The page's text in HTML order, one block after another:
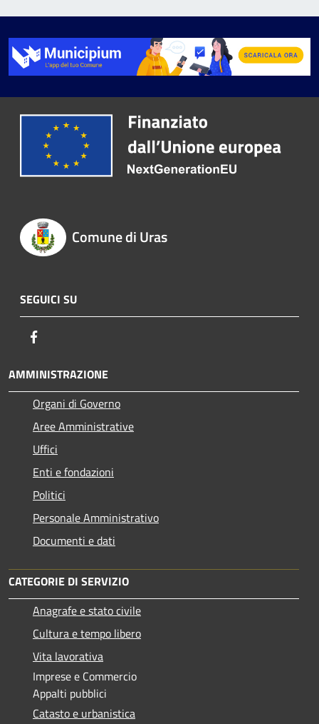
Comune di Uras
SEGUICI SU
AMMINISTRAZIONE
Organi di Governo
Aree Amministrative
Uffici
Enti e fondazioni
Politici
Personale Amministrativo
Documenti e dati
CATEGORIE DI SERVIZIO
Anagrafe e stato civile
Cultura e tempo libero
Vita lavorativa
Imprese e Commercio
Appalti pubblici
Catasto e urbanistica